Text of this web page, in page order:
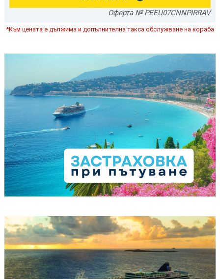
Оферта № PEEU07CNNPIRRAV
*Към цената е дължима и допълнителна такса обслужване на кораба